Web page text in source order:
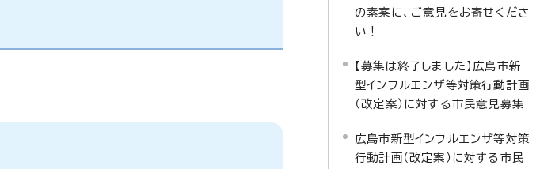
の素案に、ご意見をお寄せくださ
い！
【募集は終了しました】広島市新
型インフルエンザ等対策行動計画
（改定案）に対する市民意見募集
広島市新型インフルエンザ等対策
行動計画（改定案）に対する市民